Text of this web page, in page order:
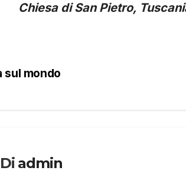
Chiesa di San Pietro,
sul mondo
Di admin